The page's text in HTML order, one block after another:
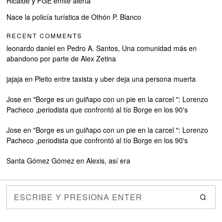
Nace la policía turística de Othón P. Blanco
RECENT COMMENTS
leonardo daniel en Pedro A. Santos, Una comunidad más en
abandono por parte de Alex Zetina
jajaja en Pleito entre taxista y uber deja una persona muerta
Jose en"Borge es un guiñapo con un pie en la carcel ": Lorenzo
Pacheco ,periodista que confrontó al tío Borge en los 90's
Jose en"Borge es un guiñapo con un pie en la carcel ": Lorenzo
Pacheco ,periodista que confrontó al tío Borge en los 90's
Santa Gómez Gómez enAlexis, así era